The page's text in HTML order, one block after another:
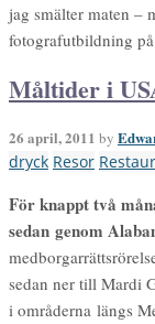
jag smälter maten –
fotografutbildning
Måltider i
26 april, 2011 by
dryck Resor
För knappt två
sedan genom
sedan ner till Mardi
i områderna längs